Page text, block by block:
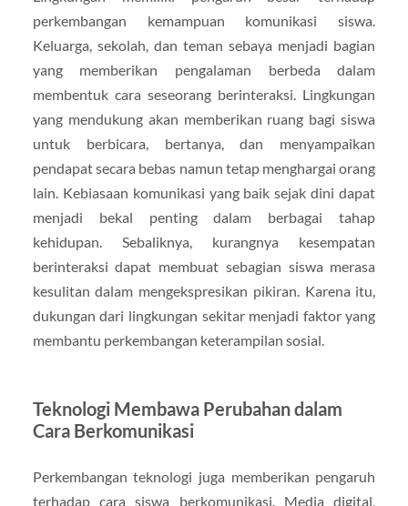
perkembangan kemampuan komunikasi siswa.
Keluarga, sekolah, dan teman sebaya menjadi bagian
yang memberikan pengalaman berbeda dalam
membentuk cara seseorang berinteraksi. Lingkungan
yang mendukung akan memberikan ruang bagi siswa
untuk berbicara, bertanya, dan menyampaikan
pendapat secara bebas namun tetap menghargai orang
lain. Kebiasaan komunikasi yang baik sejak dini dapat
menjadi bekal penting dalam berbagai tahap
kehidupan. Sebaliknya, kurangnya kesempatan
berinteraksi dapat membuat sebagian siswa merasa
kesulitan dalam mengekspresikan pikiran. Karena itu,
dukungan dari lingkungan sekitar menjadi faktor yang
membantu perkembangan keterampilan sosial.
Teknologi Membawa Perubahan dalam
Cara Berkomunikasi
Perkembangan teknologi juga memberikan pengaruh
terhadap cara siswa berkomunikasi. Media digital,